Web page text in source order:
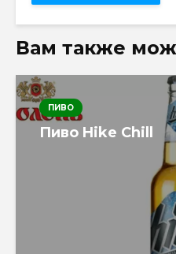
Вам также
ПИВО
Пиво Hike Chill